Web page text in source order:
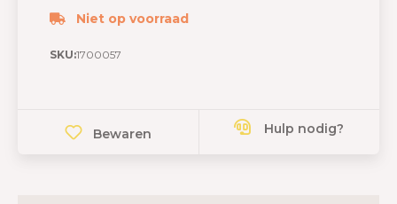
Niet op voorraad
SKU:1700057
Bewaren Hulp nodig?